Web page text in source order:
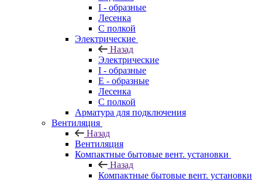
I - образные
Лесенка
С полкой
Электрические
Назад
Электрические
I - образные
E - образные
Лесенка
С полкой
Арматура для подключения
Вентиляция
Назад
Вентиляция
Компактные бытовые вент. установки
Назад
Компактные бытовые вент. установки